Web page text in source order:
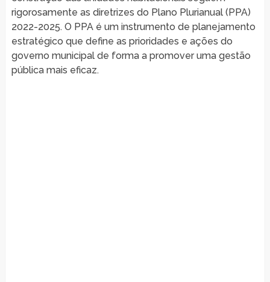
rigorosamente as diretrizes do Plano Plurianual (PPA)
2022-2025. O PPA é um instrumento de planejamento
estratégico que define as prioridades e ações do
governo municipal de forma a promover uma gestão
pública mais eficaz.